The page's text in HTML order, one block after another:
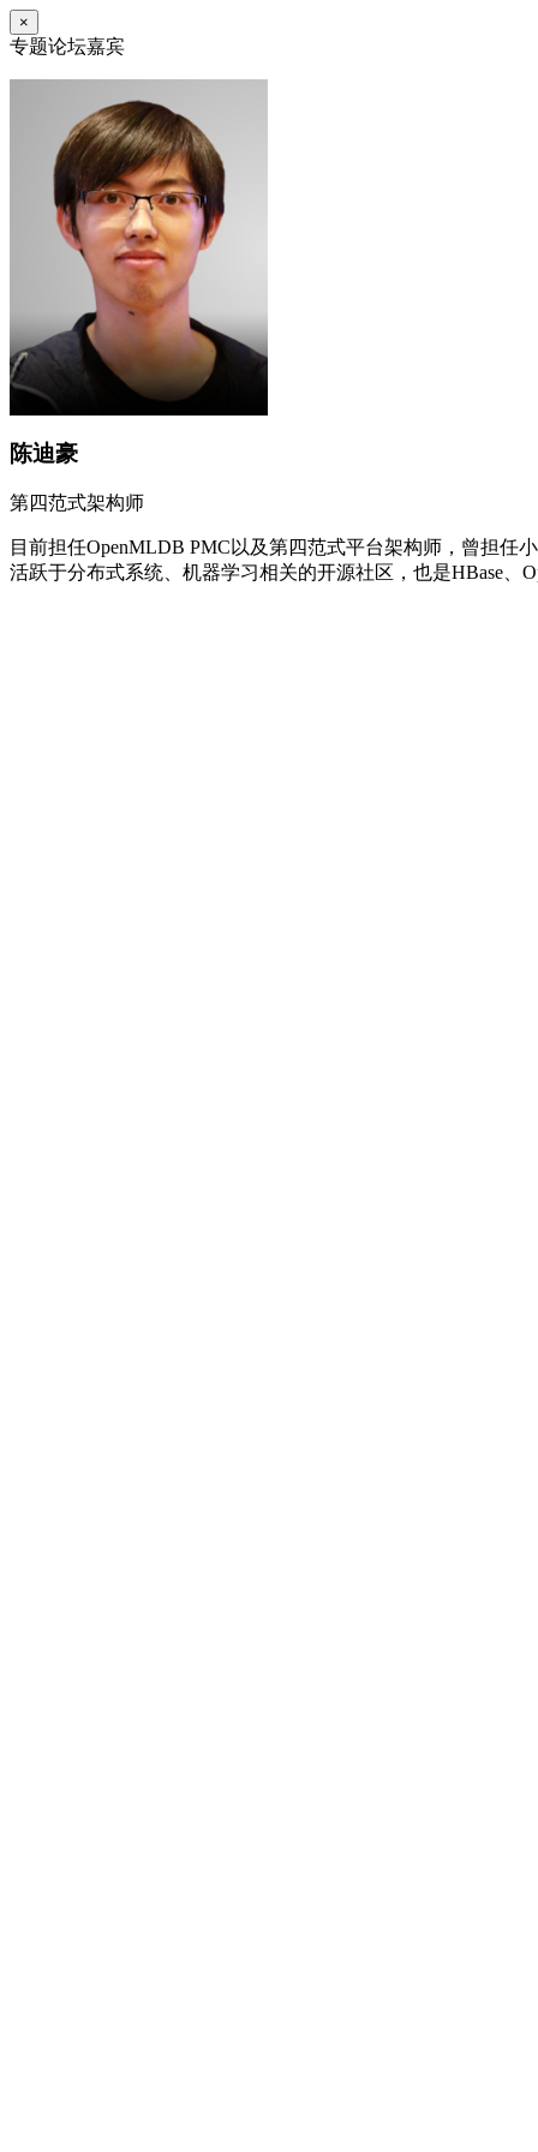
×
专题论坛嘉宾
陈迪豪
第四范式架构师
目前担任OpenMLDB PMC以及第四范式平台架构师，曾担
活跃于分布式系统、机器学习相关的开源社区，也是HBase、